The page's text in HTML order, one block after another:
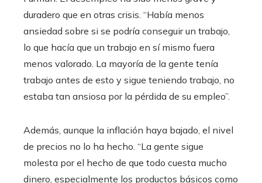
duradero que en otras crisis. “Había menos
ansiedad sobre si se podría conseguir un trabajo,
lo que hacía que un trabajo en sí mismo fuera
menos valorado. La mayoría de la gente tenía
trabajo antes de esto y sigue teniendo trabajo, no
estaba tan ansiosa por la pérdida de su empleo”.
Además, aunque la inflación haya bajado, el nivel
de precios no lo ha hecho. “La gente sigue
molesta por el hecho de que todo cuesta mucho
dinero, especialmente los productos básicos como